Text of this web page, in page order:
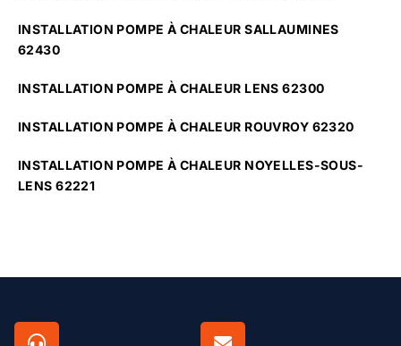
INSTALLATION POMPE À CHALEUR SALLAUMINES
62430
INSTALLATION POMPE À CHALEUR LENS 62300
INSTALLATION POMPE À CHALEUR ROUVROY 62320
INSTALLATION POMPE À CHALEUR NOYELLES-SOUS-
LENS 62221